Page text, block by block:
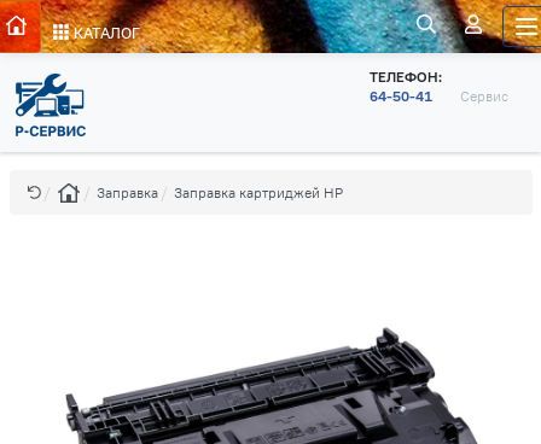
КАТАЛОГ
ТЕЛЕФОН:
64-50-41
Сервис
Заправка Заправка картриджей HP